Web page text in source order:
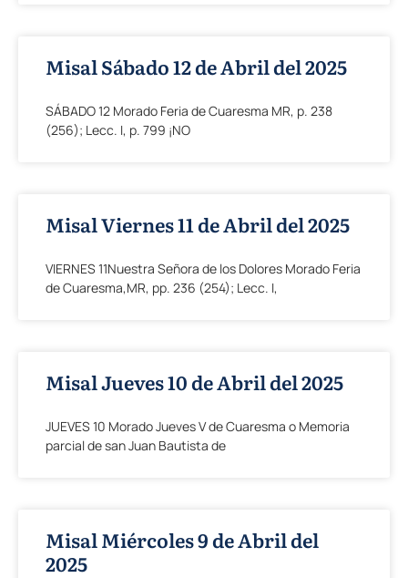
Misal Sábado 12 de Abril del 2025
SÁBADO 12 Morado Feria de Cuaresma MR, p. 238
(256); Lecc. I, p. 799 ¡NO
Misal Viernes 11 de Abril del 2025
VIERNES 11Nuestra Señora de los Dolores Morado Feria
de Cuaresma,MR, pp. 236 (254); Lecc. I,
Misal Jueves 10 de Abril del 2025
JUEVES 10 Morado Jueves V de Cuaresma o Memoria
parcial de san Juan Bautista de
Misal Miércoles 9 de Abril del
2025